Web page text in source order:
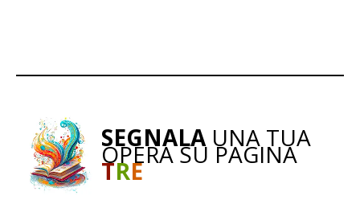
SEGNALAUNA TUA
OPERA SU PAGINA
TRE